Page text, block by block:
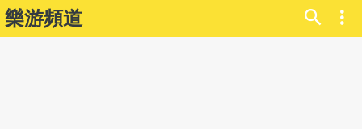
樂游頻道